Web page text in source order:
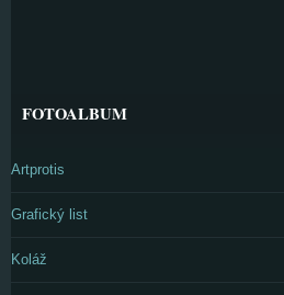
FOTOALBUM
Artprotis
Grafický list
Koláž